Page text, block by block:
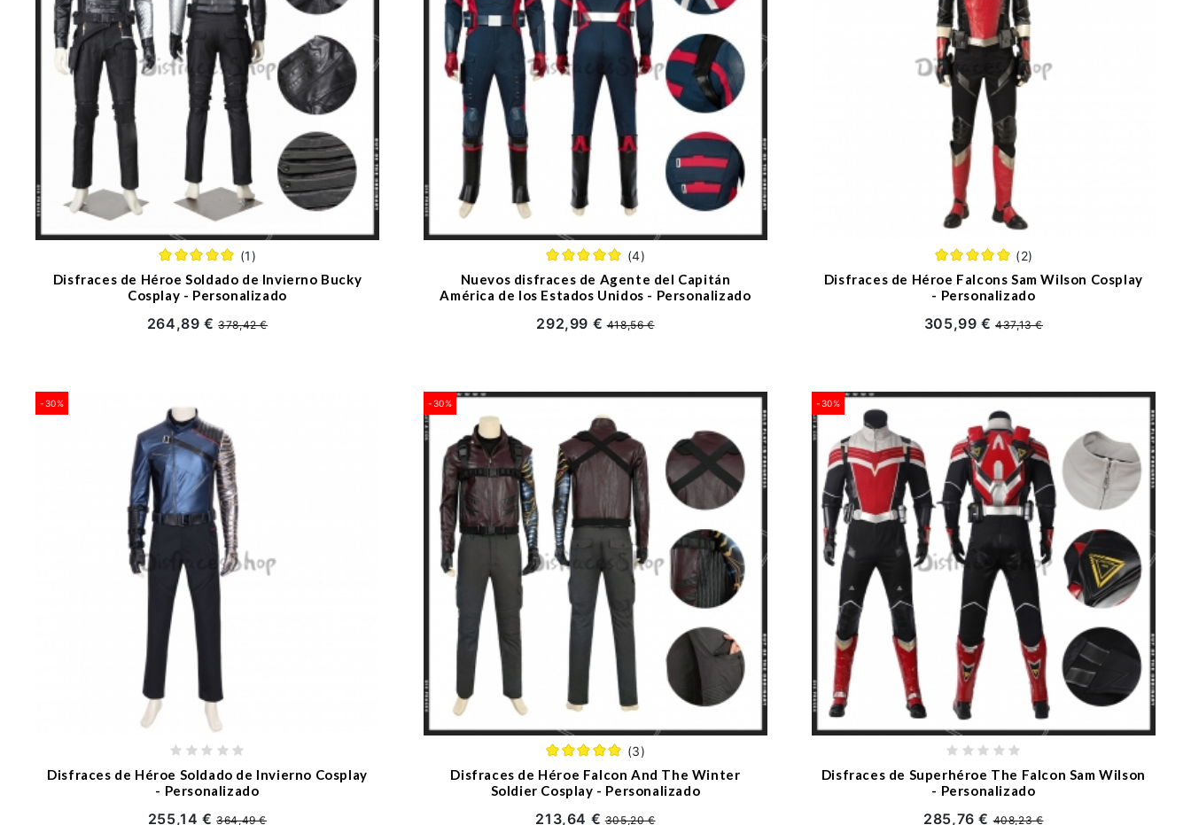
(1)
Disfraces de Héroe Soldado de Invierno Bucky
Cosplay - Personalizado
264,89 €378,42 €
(4)
Nuevos disfraces de Agente del Capitán
América de los Estados Unidos - Personalizado
292,99 €418,56 €
(2)
Disfraces de Héroe Falcons Sam Wilson Cosplay
- Personalizado
305,99 €437,13 €
-30%
Disfraces de Héroe Soldado de Invierno Cosplay
- Personalizado
255,14 €364,49 €
-30%
(3)
Disfraces de Héroe Falcon And The Winter
Soldier Cosplay - Personalizado
213,64 €305,20 €
-30%
Disfraces de Superhéroe The Falcon Sam Wilson
- Personalizado
285,76 €408,23 €